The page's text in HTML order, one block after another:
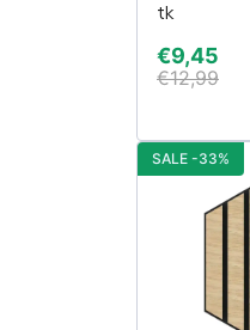
tk
€9,45
€12,99
SALE -33%